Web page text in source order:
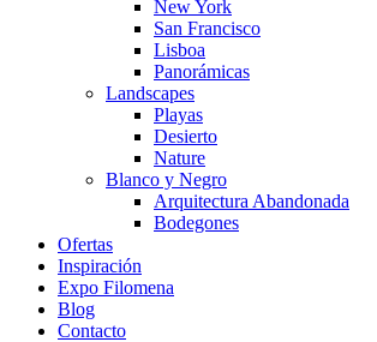
New York
San Francisco
Lisboa
Panorámicas
Landscapes
Playas
Desierto
Nature
Blanco y Negro
Arquitectura Abandonada
Bodegones
Ofertas
Inspiración
Expo Filomena
Blog
Contacto